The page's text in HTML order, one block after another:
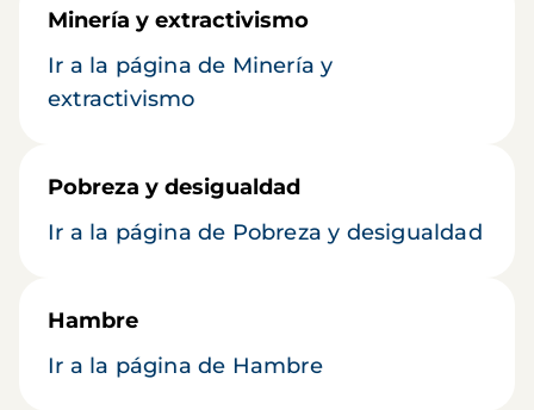
Minería y extractivismo
Ir a la página de Minería y
extractivismo
Pobreza y desigualdad
Ir a la página de Pobreza y desigualdad
Hambre
Ir a la página de Hambre